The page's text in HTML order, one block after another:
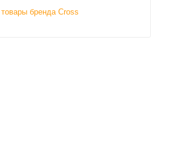
бренда Cross